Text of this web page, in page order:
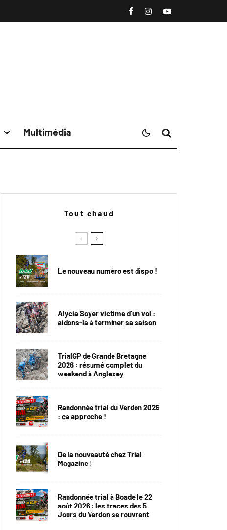
Multimédia
Tout chaud
Le nouveau numéro est dispo !
Alycia Soyer victime d’un vol :
aidons-la à terminer sa saison
TrialGP de Grande Bretagne
2026 : résumé complet du
weekend à Anglesey
Randonnée trial du Verdon 2026
: ça approche !
De la nouveauté chez Trial
Magazine !
Randonnée trial à Boade le 22
août 2026 : les traces des 5
Jours du Verdon se rouvrent